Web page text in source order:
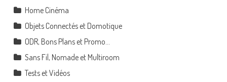
Home Cinéma
Objets Connectés et Domotique
ODR, Bons Plans et Promo…
Sans Fil, Nomade et Multiroom
Tests et Vidéos